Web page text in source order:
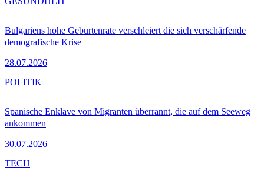
Bulgariens hohe Geburtenrate verschleiert die sich verschärfende
demografische Krise
28.07.2026
Spanische Enklave von Migranten überrannt, die auf dem Seeweg
ankommen
30.07.2026
POLITIK
TECH